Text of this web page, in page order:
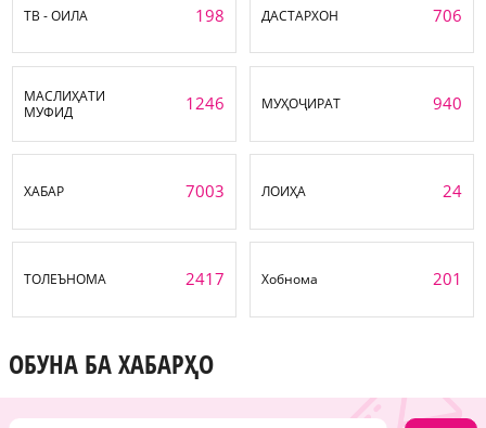
ТВ - ОИЛА 198 ДАСТАРХОН 706
МАСЛИҲАТИ
МУФИД
1246 МУҲОҶИРАТ 940
ХАБАР 7003 ЛОИҲА 24
ТОЛЕЪНОМА 2417 Хобнома 201
ОБУНА БА ХАБАРҲО